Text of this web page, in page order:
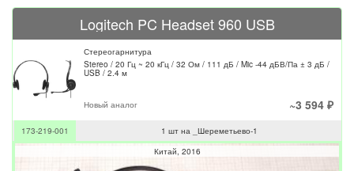
Logitech PC Headset 960 USB
Стереогарнитура
Stereo / 20 Гц ~ 20 кГц / 32 Ом / 111 дБ / Mic -44 дБВ/Па ± 3 дБ /
USB / 2.4 м
Новый аналог ~3 594 ₽
173-219-001
1 шт на _Шереметьево-1
Китай 2016